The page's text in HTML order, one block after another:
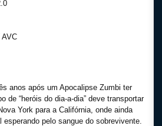
AVC
anos após um Apocalipse Zumbi ter
de “heróis do dia-a-dia” deve transportar
York para a Califórnia, onde ainda
pelo sangue do sobrevivente.